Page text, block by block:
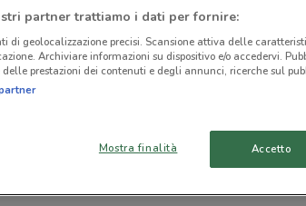
VAPRIO D’ADDA BUSNAGO
partner trattiamo i dati per fornire:
di geolocalizzazione precisi. Scansione attiva delle
Archiviare informazioni su dispositivo e/o accedervi.
prestazioni dei contenuti e degli annunci, ricerche sul
Mostra finalità Accetto